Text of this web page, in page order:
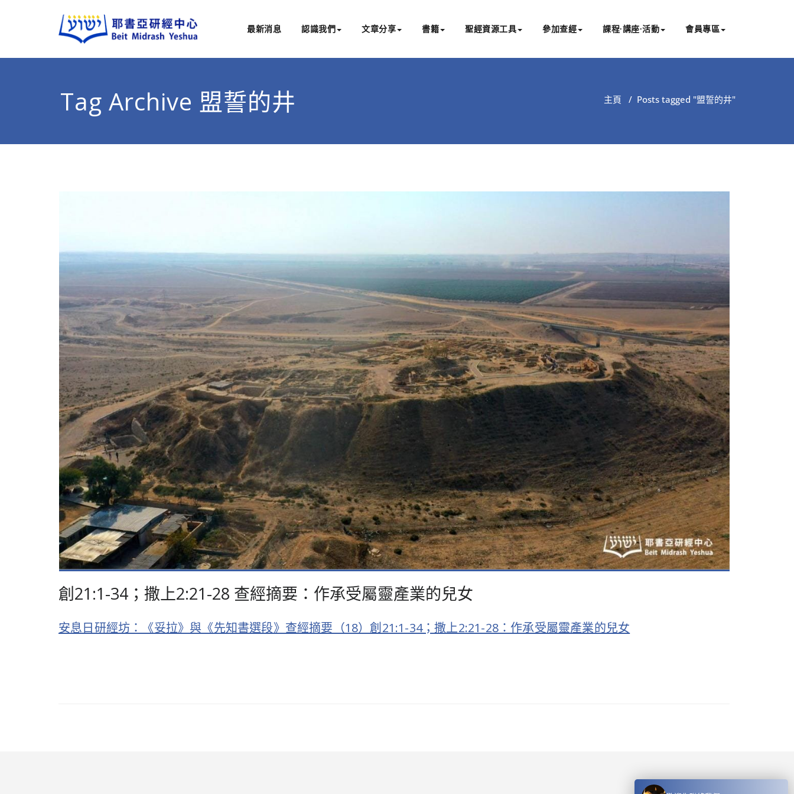
最新消息 認識我們 文章分享 書籍 聖經資源工具 參加查經 課程∙講座∙活動 會員專區
Tag Archive 盟誓的井 主頁 / Posts tagged "盟誓的井"
創21:1-34；撒上2:21-28 查經摘要：作承受屬靈產業的兒女
安息日研經坊：《妥拉》與《先知書選段》查經摘要（18）創21:1-34；撒上2:21-28：作承受屬靈產業的兒女